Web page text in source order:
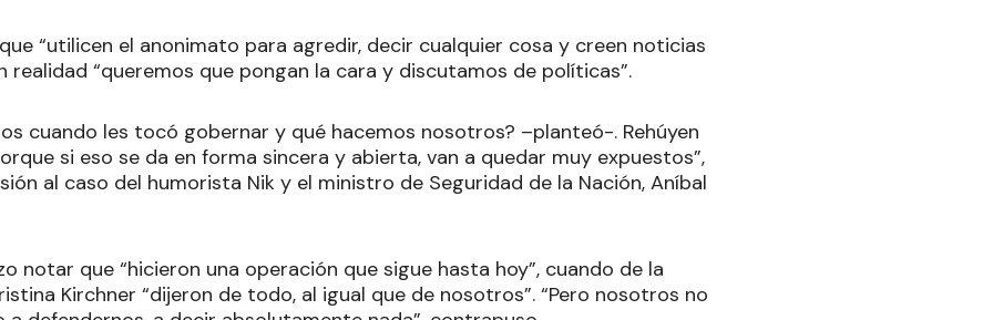
“utilicen el anonimato para agredir, decir cualquier cosa y creen noticias
realidad “queremos que pongan la cara y discutamos de políticas”.
cuando les tocó gobernar y qué hacemos nosotros? –planteó-. Rehúyen
si eso se da en forma sincera y abierta, van a quedar muy expuestos”,
al caso del humorista Nik y el ministro de Seguridad de la Nación, Aníbal
notar que “hicieron una operación que sigue hasta hoy”, cuando de la
Kirchner “dijeron de todo, al igual que de nosotros”. “Pero nosotros no